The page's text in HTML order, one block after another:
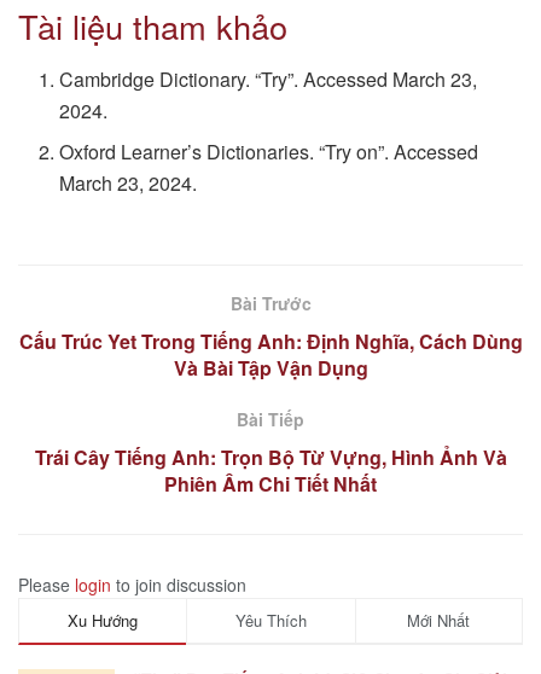
Tài liệu tham khảo
Cambridge Dictionary. “Try”. Accessed March 23,
2024.
Oxford Learner’s Dictionaries. “Try on”. Accessed
March 23, 2024.
Bài Trước
Cấu Trúc Yet Trong Tiếng Anh: Định Nghĩa, Cách Dùng
Và Bài Tập Vận Dụng
Bài Tiếp
Trái Cây Tiếng Anh: Trọn Bộ Từ Vựng, Hình Ảnh Và
Phiên Âm Chi Tiết Nhất
Please login to join discussion
Xu Hướng Yêu Thích Mới Nhất